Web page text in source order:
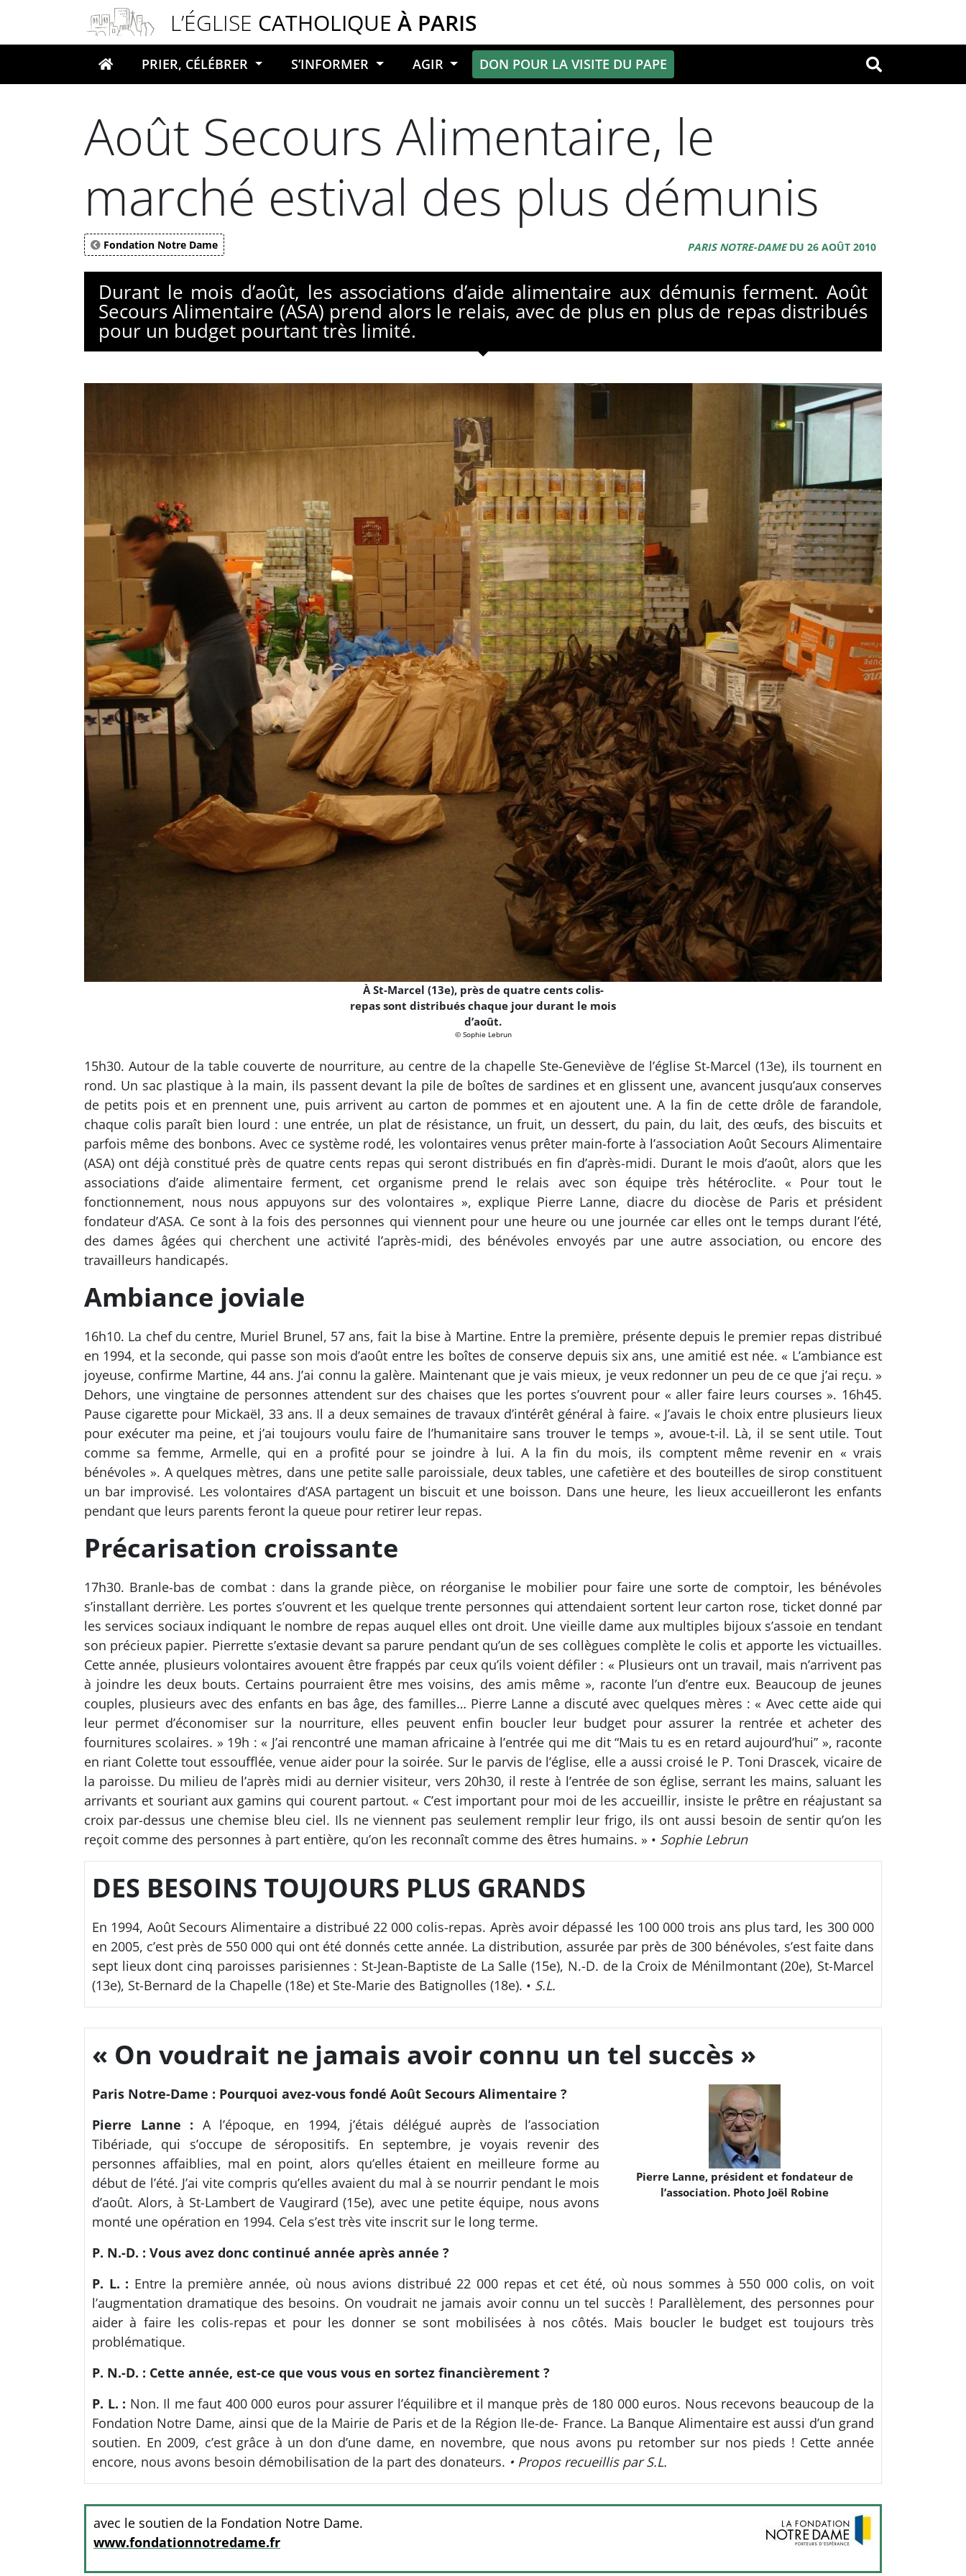
L’ÉGLISE CATHOLIQUE À PARIS
Votre recherche OK
PRIER, CÉLÉBRER S’INFORMER AGIR DON POUR LA VISITE DU PAPE
Août Secours Alimentaire, le
marché estival des plus démunis
Fondation Notre Dame PARIS NOTRE-DAMEDU 26 AOÛT 2010
Durant le mois d’août, les associations d’aide alimentaire aux démunis ferment. Août
Secours Alimentaire (ASA) prend alors le relais, avec de plus en plus de repas distribués
pour un budget pourtant très limité.
À St-Marcel (13e), près de quatre cents colis-
repas sont distribués chaque jour durant le mois
d’août.
© Sophie Lebrun
15h30. Autour de la table couverte de nourriture, au centre de la chapelle Ste-Geneviève de l’église St-Marcel (13e), ils tournent en
rond. Un sac plastique à la main, ils passent devant la pile de boîtes de sardines et en glissent une, avancent jusqu’aux conserves
de petits pois et en prennent une, puis arrivent au carton de pommes et en ajoutent une. A la fin de cette drôle de farandole,
chaque colis paraît bien lourd : une entrée, un plat de résistance, un fruit, un dessert, du pain, du lait, des œufs, des biscuits et
parfois même des bonbons. Avec ce système rodé, les volontaires venus prêter main-forte à l’association Août Secours Alimentaire
(ASA) ont déjà constitué près de quatre cents repas qui seront distribués en fin d’après-midi. Durant le mois d’août, alors que les
associations d’aide alimentaire ferment, cet organisme prend le relais avec son équipe très hétéroclite. « Pour tout le
fonctionnement, nous nous appuyons sur des volontaires », explique Pierre Lanne, diacre du diocèse de Paris et président
fondateur d’ASA. Ce sont à la fois des personnes qui viennent pour une heure ou une journée car elles ont le temps durant l’été,
des dames âgées qui cherchent une activité l’après-midi, des bénévoles envoyés par une autre association, ou encore des
travailleurs handicapés.
Ambiance joviale
16h10. La chef du centre, Muriel Brunel, 57 ans, fait la bise à Martine. Entre la première, présente depuis le premier repas distribué
en 1994, et la seconde, qui passe son mois d’août entre les boîtes de conserve depuis six ans, une amitié est née. « L’ambiance est
joyeuse, confirme Martine, 44 ans. J’ai connu la galère. Maintenant que je vais mieux, je veux redonner un peu de ce que j’ai reçu. »
Dehors, une vingtaine de personnes attendent sur des chaises que les portes s’ouvrent pour « aller faire leurs courses ». 16h45.
Pause cigarette pour Mickaël, 33 ans. Il a deux semaines de travaux d’intérêt général à faire. « J’avais le choix entre plusieurs lieux
pour exécuter ma peine, et j’ai toujours voulu faire de l’humanitaire sans trouver le temps », avoue-t-il. Là, il se sent utile. Tout
comme sa femme, Armelle, qui en a profité pour se joindre à lui. A la fin du mois, ils comptent même revenir en « vrais
bénévoles ». A quelques mètres, dans une petite salle paroissiale, deux tables, une cafetière et des bouteilles de sirop constituent
un bar improvisé. Les volontaires d’ASA partagent un biscuit et une boisson. Dans une heure, les lieux accueilleront les enfants
pendant que leurs parents feront la queue pour retirer leur repas.
Précarisation croissante
17h30. Branle-bas de combat : dans la grande pièce, on réorganise le mobilier pour faire une sorte de comptoir, les bénévoles
s’installant derrière. Les portes s’ouvrent et les quelque trente personnes qui attendaient sortent leur carton rose, ticket donné par
les services sociaux indiquant le nombre de repas auquel elles ont droit. Une vieille dame aux multiples bijoux s’assoie en tendant
son précieux papier. Pierrette s’extasie devant sa parure pendant qu’un de ses collègues complète le colis et apporte les victuailles.
Cette année, plusieurs volontaires avouent être frappés par ceux qu’ils voient défiler : « Plusieurs ont un travail, mais n’arrivent pas
à joindre les deux bouts. Certains pourraient être mes voisins, des amis même », raconte l’un d’entre eux. Beaucoup de jeunes
couples, plusieurs avec des enfants en bas âge, des familles… Pierre Lanne a discuté avec quelques mères : « Avec cette aide qui
leur permet d’économiser sur la nourriture, elles peuvent enfin boucler leur budget pour assurer la rentrée et acheter des
fournitures scolaires. » 19h : « J’ai rencontré une maman africaine à l’entrée qui me dit “Mais tu es en retard aujourd’hui” », raconte
en riant Colette tout essoufflée, venue aider pour la soirée. Sur le parvis de l’église, elle a aussi croisé le P. Toni Drascek, vicaire de
la paroisse. Du milieu de l’après midi au dernier visiteur, vers 20h30, il reste à l’entrée de son église, serrant les mains, saluant les
arrivants et souriant aux gamins qui courent partout. « C’est important pour moi de les accueillir, insiste le prêtre en réajustant sa
croix par-dessus une chemise bleu ciel. Ils ne viennent pas seulement remplir leur frigo, ils ont aussi besoin de sentir qu’on les
reçoit comme des personnes à part entière, qu’on les reconnaît comme des êtres humains. » • Sophie Lebrun
DES BESOINS TOUJOURS PLUS GRANDS
En 1994, Août Secours Alimentaire a distribué 22 000 colis-repas. Après avoir dépassé les 100 000 trois ans plus tard, les 300 000
en 2005, c’est près de 550 000 qui ont été donnés cette année. La distribution, assurée par près de 300 bénévoles, s’est faite dans
sept lieux dont cinq paroisses parisiennes : St-Jean-Baptiste de La Salle (15e), N.-D. de la Croix de Ménilmontant (20e), St-Marcel
(13e), St-Bernard de la Chapelle (18e) et Ste-Marie des Batignolles (18e). • S.L.
« On voudrait ne jamais avoir connu un tel succès »
Pierre Lanne, président et fondateur de
l’association. Photo Joël Robine
Paris Notre-Dame : Pourquoi avez-vous fondé Août Secours Alimentaire ?
Pierre Lanne : A l’époque, en 1994, j’étais délégué auprès de l’association
Tibériade, qui s’occupe de séropositifs. En septembre, je voyais revenir des
personnes affaiblies, mal en point, alors qu’elles étaient en meilleure forme au
début de l’été. J’ai vite compris qu’elles avaient du mal à se nourrir pendant le mois
d’août. Alors, à St-Lambert de Vaugirard (15e), avec une petite équipe, nous avons
monté une opération en 1994. Cela s’est très vite inscrit sur le long terme.
P. N.-D. : Vous avez donc continué année après année ?
P. L. : Entre la première année, où nous avions distribué 22 000 repas et cet été, où nous sommes à 550 000 colis, on voit
l’augmentation dramatique des besoins. On voudrait ne jamais avoir connu un tel succès ! Parallèlement, des personnes pour
aider à faire les colis-repas et pour les donner se sont mobilisées à nos côtés. Mais boucler le budget est toujours très
problématique.
P. N.-D. : Cette année, est-ce que vous vous en sortez financièrement ?
P. L. : Non. Il me faut 400 000 euros pour assurer l’équilibre et il manque près de 180 000 euros. Nous recevons beaucoup de la
Fondation Notre Dame, ainsi que de la Mairie de Paris et de la Région Ile-de- France. La Banque Alimentaire est aussi d’un grand
soutien. En 2009, c’est grâce à un don d’une dame, en novembre, que nous avons pu retomber sur nos pieds ! Cette année
encore, nous avons besoin démobilisation de la part des donateurs. • Propos recueillis par S.L.
avec le soutien de la Fondation Notre Dame.
www.fondationnotredame.fr
Panneau de gestion des cookies